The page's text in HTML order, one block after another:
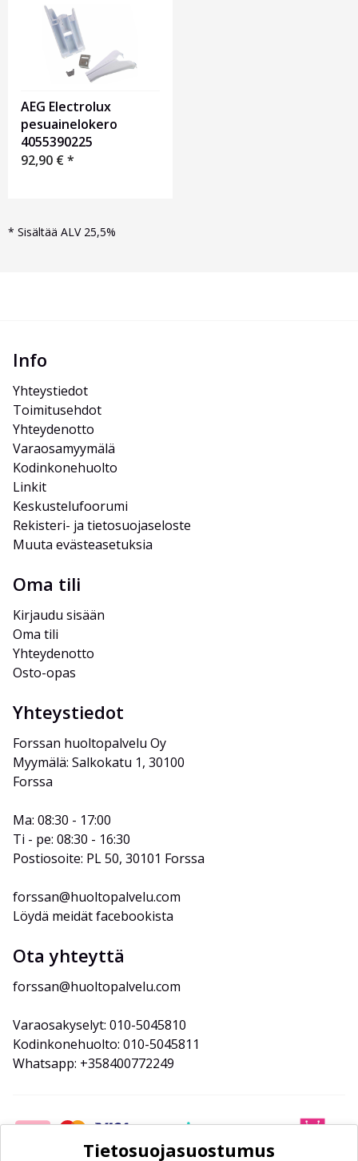
AEG Electrolux
pesuainelokero
4055390225
92,90 €*
* Sisältää ALV 25,5%
Info
Yhteystiedot
Toimitusehdot
Yhteydenotto
Varaosamyymälä
Kodinkonehuolto
Linkit
Keskustelufoorumi
Rekisteri- ja tietosuojaseloste
Muuta evästeasetuksia
Oma tili
Kirjaudu sisään
Oma tili
Yhteydenotto
Osto-opas
Yhteystiedot
Forssan huoltopalvelu Oy
Myymälä: Salkokatu 1, 30100
Forssa
Ma: 08:30 - 17:00
Ti - pe: 08:30 - 16:30
Postiosoite: PL 50, 30101 Forssa
forssan@huoltopalvelu.com
Löydä meidät facebookista
Ota yhteyttä
forssan@huoltopalvelu.com
Varaosakyselyt: 010-5045810
Kodinkonehuolto: 010-5045811
Whatsapp: +358400772249
Tietosuojasuostumus